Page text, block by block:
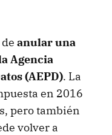
anular una
Agencia
(AEPD). La
en 2016
pero también
volver a